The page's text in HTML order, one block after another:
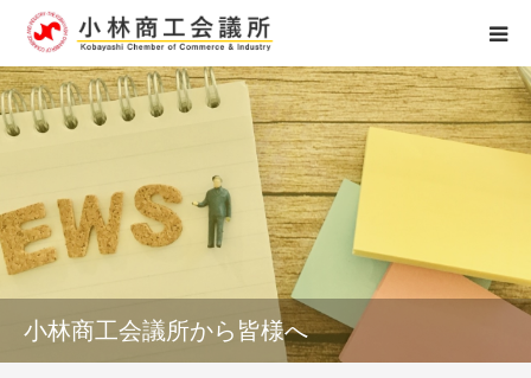
小林商工会議所から皆様へ
ホーム
アクセス
個人情報保護